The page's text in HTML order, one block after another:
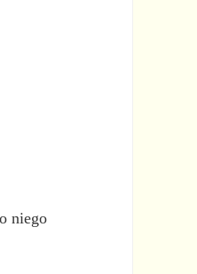
niego